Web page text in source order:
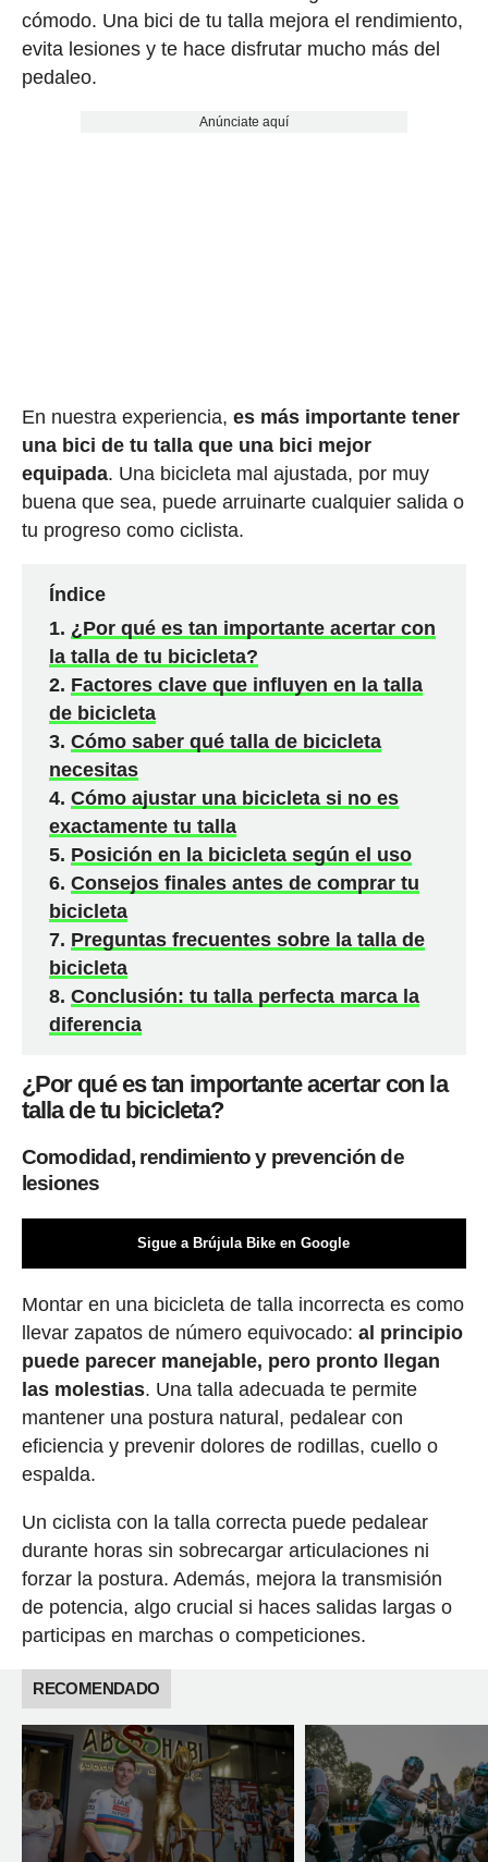
cómodo. Una bici de tu talla mejora el rendimiento,
evita lesiones y te hace disfrutar mucho más del
pedaleo.
Anúnciate aquí
En nuestra experiencia, es más importante tener
una bici de tu talla que una bici mejor
equipada. Una bicicleta mal ajustada, por muy
buena que sea, puede arruinarte cualquier salida o
tu progreso como ciclista.
Índice
¿Por qué es tan importante acertar con
la talla de tu bicicleta?
Factores clave que influyen en la talla
de bicicleta
Cómo saber qué talla de bicicleta
necesitas
Cómo ajustar una bicicleta si no es
exactamente tu talla
Posición en la bicicleta según el uso
Consejos finales antes de comprar tu
bicicleta
Preguntas frecuentes sobre la talla de
bicicleta
Conclusión: tu talla perfecta marca la
diferencia
¿Por qué es tan importante acertar con la
talla de tu bicicleta?
Comodidad, rendimiento y prevención de
lesiones
Sigue a Brújula Bike en Google
Montar en una bicicleta de talla incorrecta es como
llevar zapatos de número equivocado: al principio
puede parecer manejable, pero pronto llegan
las molestias. Una talla adecuada te permite
mantener una postura natural, pedalear con
eficiencia y prevenir dolores de rodillas, cuello o
espalda.
Un ciclista con la talla correcta puede pedalear
durante horas sin sobrecargar articulaciones ni
forzar la postura. Además, mejora la transmisión
de potencia, algo crucial si haces salidas largas o
participas en marchas o competiciones.
RECOMENDADO